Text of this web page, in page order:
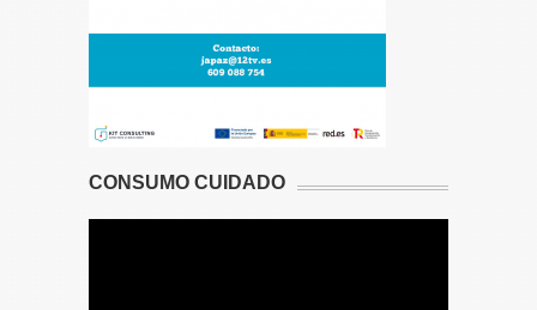
CONSUMO CUIDADO